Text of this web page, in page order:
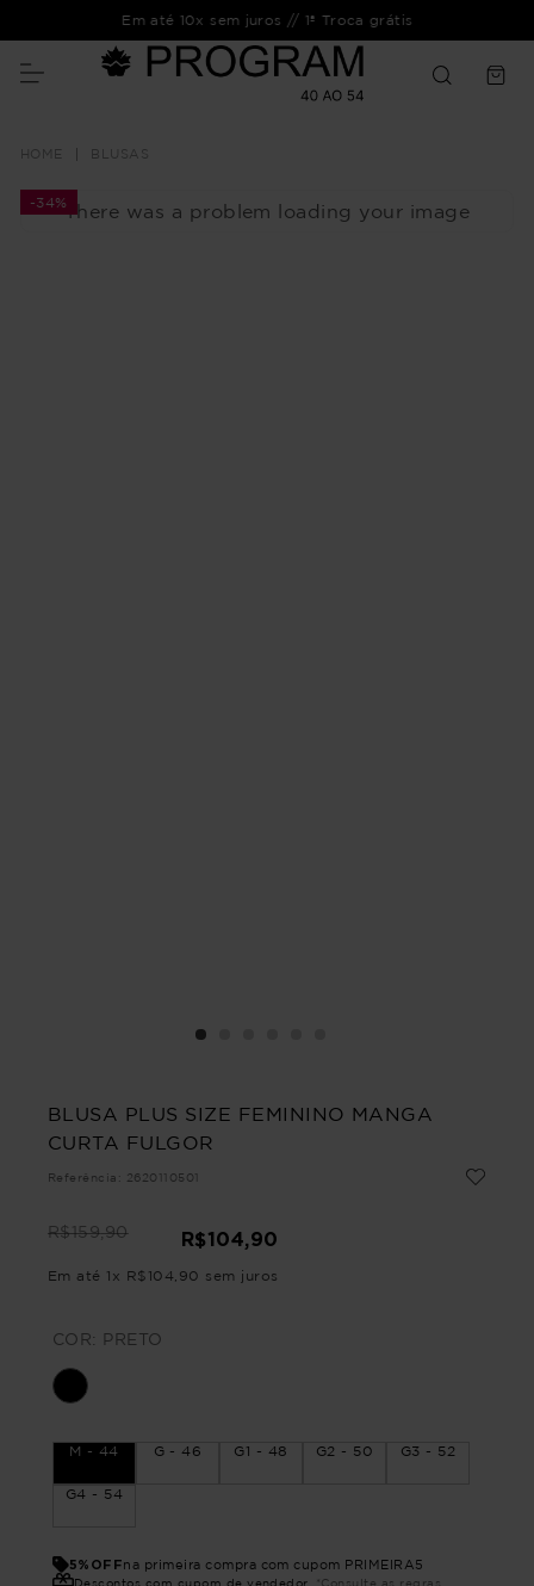
Em até 10x sem juros // 1ª Troca grátis
BLUSAS
There was a problem loading your image
-34%
BLUSA PLUS SIZE FEMININO MANGA
CURTA FULGOR
Referência : 2620110501
R$159,90 R$104,90
Em até 1 x R$ 104 90 sem juros
COR: PRETO
M - 44 G - 46 G1 - 48 G2 - 50 G3 - 52
G4 - 54
5%OFFna primeira compra com cupom PRIMEIRA5
Descontos com cupom de vendedor *Consulte as regras